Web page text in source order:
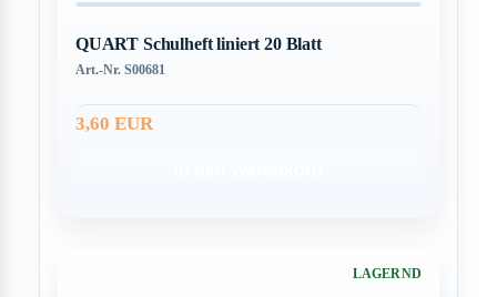
QUART Schulheft liniert 20 Blatt
Art.-Nr. S00681
3,60 EUR
LAGERND